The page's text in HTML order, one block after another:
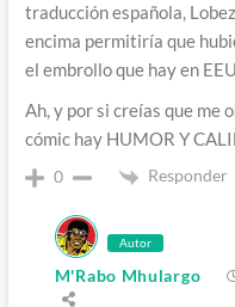
traducción española,
encima permitiría que
el embrollo que hay en
Ah, y por si creías que me
cómic hay HUMOR Y
0 Responder
Autor
M'Rabo Mhulargo